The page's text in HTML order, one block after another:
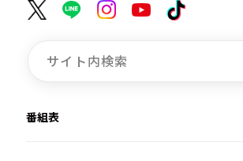
番組表